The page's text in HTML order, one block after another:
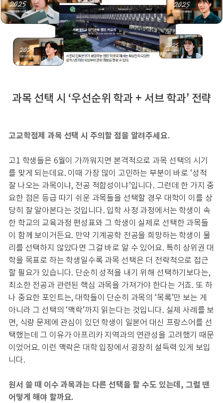
과목 선택 시 ‘우선순위 학과 + 서브 학과’ 전략
고교학점제 과목 선택 시 주의할 점을 알려주세요.
고1 학생들은 6월이 가까워지면 본격적으로 과목 선택의 시기
를 맞게 되는데요. 이때 가장 많이 고민하는 부분이 바로 ‘성적
잘 나오는 과목이냐, 전공 적합성이냐’입니다. 그런데 한 가지 중
요한 점은 등급 따기 쉬운 과목들을 선택할 경우 대학이 이를 상
당히 잘 알아본다는 것입니다. 입학 사정 과정에서는 학생이 속
한 학교의 교육과정 편성표와 그 학생이 실제로 선택한 과목들
이 함께 보이거든요. 만약 기계공학 전공을 희망하는 학생이 물
리를 선택하지 않았다면 그걸 바로 알 수 있어요. 특히 상위권 대
학을 목표로 하는 학생일수록 과목 선택은 더 전략적으로 접근
할 필요가 있습니다. 단순히 성적을 내기 위해 선택하기보다는,
최소한 전공과 관련된 핵심 과목을 가져가야 한다는 거죠. 또 하
나 중요한 포인트는, 대학들이 단순히 과목의 ‘목록’만 보는 게
아니라 그 선택의 ‘맥락’까지 읽는다는 것입니다. 실제 사례를 보
면, 식량 문제에 관심이 있던 학생이 일본어 대신 프랑스어를 선
택했는데 그 이유가 아프리카 지역과의 연관성을 고려했기 때문
이었어요. 이런 맥락은 대학 입장에서 굉장히 설득력 있게 보입
니다.
원서 쓸 때 이수 과목과는 다른 선택을 할 수도 있는데, 그럴 땐
어떻게 해야 할까요.